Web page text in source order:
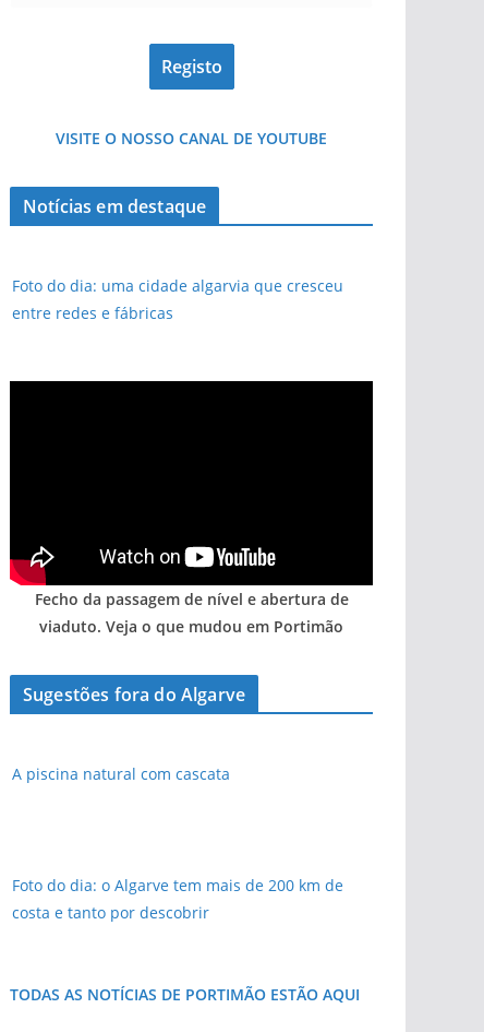
VISITE O NOSSO CANAL DE YOUTUBE
Notícias em destaque
Foto do dia: uma cidade algarvia que cresceu
entre redes e fábricas
Fecho da passagem de nível e abertura de
viaduto. Veja o que mudou em Portimão
Sugestões fora do Algarve
A piscina natural com cascata
Foto do dia: o Algarve tem mais de 200 km de
costa e tanto por descobrir
TODAS AS NOTÍCIAS DE PORTIMÃO ESTÃO AQUI